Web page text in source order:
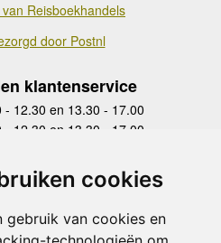
cookies
gebruik van cookies en
Reisboekhandels
door Postnl
klantenservice
- 12.30 en 13.30 - 17.00
- 12.30 en 13.30 - 17.00
- 12.30 en 13.30 - 17.00
- 12.30 en 13.30 - 17.00
gesloten
gesloten